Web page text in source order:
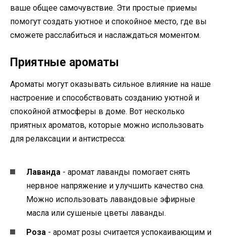
ваше общее самочувствие. Эти простые приемы
помогут создать уютное и спокойное место, где вы
сможете расслабиться и наслаждаться моментом.
Приятные ароматы
Ароматы могут оказывать сильное влияние на наше
настроение и способствовать созданию уютной и
спокойной атмосферы в доме. Вот несколько
приятных ароматов, которые можно использовать
для релаксации и антистресса:
Лаванда - аромат лаванды помогает снять
нервное напряжение и улучшить качество сна.
Можно использовать лавандовые эфирные
масла или сушеные цветы лаванды.
Роза - аромат розы считается успокаивающим и